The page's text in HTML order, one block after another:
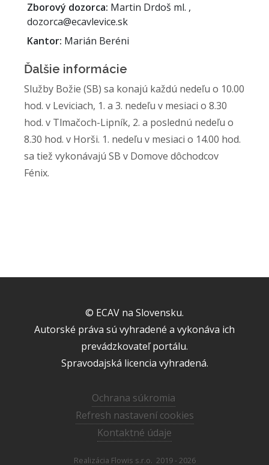
Zborový dozorca: Martin Drdoš ml. ,
dozorca@ecavlevice.sk
Kantor: Marián Beréni
Ďalšie informácie
Služby Božie (SB) sa konajú každú nedeľu o 10.00
hod. v Leviciach, 1. a 3. nedeľu v mesiaci o 8.30
hod. v Tlmačoch-Lipník, 2. a poslednú nedeľu o
8.30 hod. v Horši. 1. nedeľu v mesiaci o 14.00 hod.
sa tiež vykonávajú SB v Domove dôchodcov
Fénix.
© ECAV na Slovensku.
Autorské práva sú vyhradené a vykonáva ich
prevádzkovateľ portálu.
Spravodajská licencia vyhradená.
Ochrana súkromia
Refresh nastavení cookies
Kontaktné údaje
Realizácia Flowis s.r.o. 2019 - 2026